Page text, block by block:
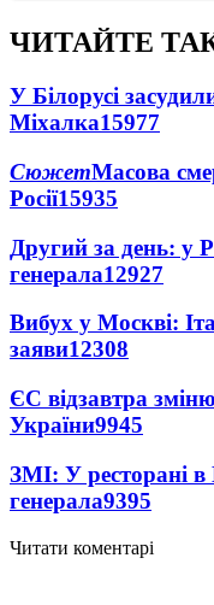
ЧИТАЙТЕ
У Білорусі
Міхалка15977
СюжетМасова
Росії15935
Другий за день: у
генерала12927
Вибух у Москві:
заяви12308
ЄС відзавтра
України9945
ЗМІ: У ресторані в
генерала9395
Читати коментарі